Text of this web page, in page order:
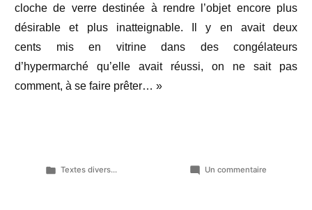
cloche de verre destinée à rendre l’objet encore plus
désirable et plus inatteignable. Il y en avait deux
cents mis en vitrine dans des congélateurs
d’hypermarché qu’elle avait réussi, on ne sait pas
comment, à se faire prêter… »
Publié
Textes divers... Un commentairesur